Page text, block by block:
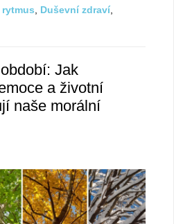
Duševní zdraví
Jak
a životní
naše morální